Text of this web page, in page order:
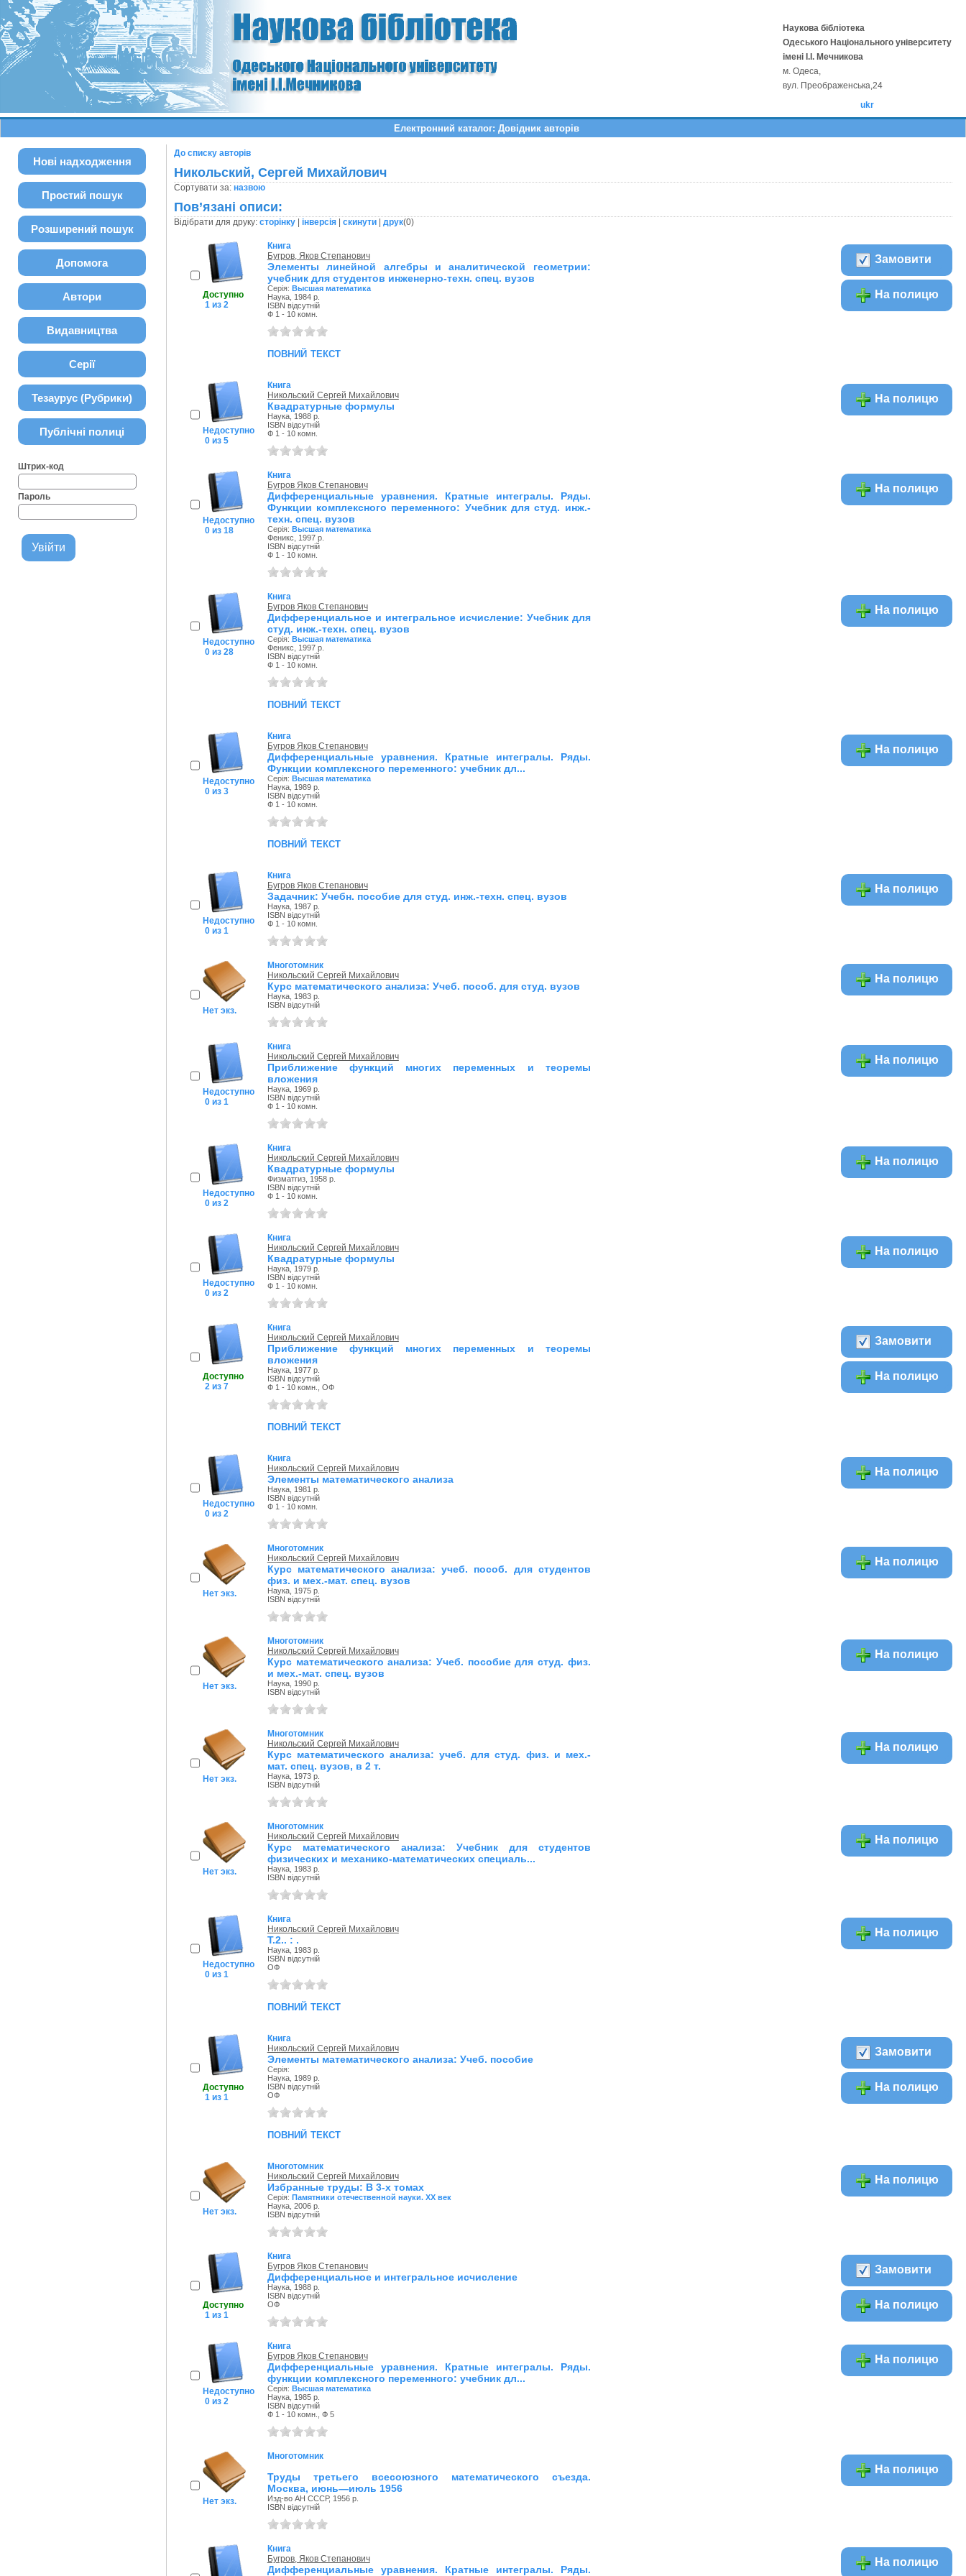
Наукова бібліотека
Одеського Національного університету
імені І.І. Мечникова
м. Одеса,
вул. Преображенська,24
ukr
Електронний каталог: Довідник авторів
Нові надходження
Простий пошук
Розширений пошук
Допомога
Автори
Видавництва
Серії
Тезаурус (Рубрики)
Публічні полиці
Штрих-код
Пароль
До списку авторів
Никольский, Сергей Михайлович
Сортувати за: назвою
Пов’язані описи:
Відібрати для друку: сторінку| інверсія| скинути| друк(0)
Доступно
1 из 2
Книга
Бугров, Яков Степанович
Элементы линейной алгебры и аналитической геометрии:
учебник для студентов инженерно-техн. спец. вузов
Серія: Высшая математика
Наука, 1984 р.
ISBN відсутній
Ф 1 - 10 комн.
повний текст
Замовити
На полицю
Недоступно
0 из 5
Книга
Никольский Сергей Михайлович
Квадратурные формулы
Наука, 1988 р.
ISBN відсутній
Ф 1 - 10 комн.
На полицю
Недоступно
0 из 18
Книга
Бугров Яков Степанович
Дифференциальные уравнения. Кратные интегралы. Ряды.
Функции комплексного переменного: Учебник для студ. инж.-
техн. спец. вузов
Серія: Высшая математика
Феникс, 1997 р.
ISBN відсутній
Ф 1 - 10 комн.
На полицю
Недоступно
0 из 28
Книга
Бугров Яков Степанович
Дифференциальное и интегральное исчисление: Учебник для
студ. инж.-техн. спец. вузов
Серія: Высшая математика
Феникс, 1997 р.
ISBN відсутній
Ф 1 - 10 комн.
повний текст
На полицю
Недоступно
0 из 3
Книга
Бугров Яков Степанович
Дифференциальные уравнения. Кратные интегралы. Ряды.
Функции комплексного переменного: учебник дл...
Серія: Высшая математика
Наука, 1989 р.
ISBN відсутній
Ф 1 - 10 комн.
повний текст
На полицю
Недоступно
0 из 1
Книга
Бугров Яков Степанович
Задачник: Учебн. пособие для студ. инж.-техн. спец. вузов
Наука, 1987 р.
ISBN відсутній
Ф 1 - 10 комн.
На полицю
Нет экз.
Многотомник
Никольский Сергей Михайлович
Курс математического анализа: Учеб. пособ. для студ. вузов
Наука, 1983 р.
ISBN відсутній
На полицю
Недоступно
0 из 1
Книга
Никольский Сергей Михайлович
Приближение функций многих переменных и теоремы
вложения
Наука, 1969 р.
ISBN відсутній
Ф 1 - 10 комн.
На полицю
Недоступно
0 из 2
Книга
Никольский Сергей Михайлович
Квадратурные формулы
Физматгиз, 1958 р.
ISBN відсутній
Ф 1 - 10 комн.
На полицю
Недоступно
0 из 2
Книга
Никольский Сергей Михайлович
Квадратурные формулы
Наука, 1979 р.
ISBN відсутній
Ф 1 - 10 комн.
На полицю
Доступно
2 из 7
Книга
Никольский Сергей Михайлович
Приближение функций многих переменных и теоремы
вложения
Наука, 1977 р.
ISBN відсутній
Ф 1 - 10 комн., ОФ
повний текст
Замовити
На полицю
Недоступно
0 из 2
Книга
Никольский Сергей Михайлович
Элементы математического анализа
Наука, 1981 р.
ISBN відсутній
Ф 1 - 10 комн.
На полицю
Нет экз.
Многотомник
Никольский Сергей Михайлович
Курс математического анализа: учеб. пособ. для студентов
физ. и мех.-мат. спец. вузов
Наука, 1975 р.
ISBN відсутній
На полицю
Нет экз.
Многотомник
Никольский Сергей Михайлович
Курс математического анализа: Учеб. пособие для студ. физ.
и мех.-мат. спец. вузов
Наука, 1990 р.
ISBN відсутній
На полицю
Нет экз.
Многотомник
Никольский Сергей Михайлович
Курс математического анализа: учеб. для студ. физ. и мех.-
мат. спец. вузов, в 2 т.
Наука, 1973 р.
ISBN відсутній
На полицю
Нет экз.
Многотомник
Никольский Сергей Михайлович
Курс математического анализа: Учебник для студентов
физических и механико-математических специаль...
Наука, 1983 р.
ISBN відсутній
На полицю
Недоступно
0 из 1
Книга
Никольский Сергей Михайлович
Т.2.. : .
Наука, 1983 р.
ISBN відсутній
ОФ
повний текст
На полицю
Доступно
1 из 1
Книга
Никольский Сергей Михайлович
Элементы математического анализа: Учеб. пособие
Серія:
Наука, 1989 р.
ISBN відсутній
ОФ
повний текст
Замовити
На полицю
Нет экз.
Многотомник
Никольский Сергей Михайлович
Избранные труды: В 3-х томах
Серія: Памятники отечественной науки. ХХ век
Наука, 2006 р.
ISBN відсутній
На полицю
Доступно
1 из 1
Книга
Бугров Яков Степанович
Дифференциальное и интегральное исчисление
Наука, 1988 р.
ISBN відсутній
ОФ
Замовити
На полицю
Недоступно
0 из 2
Книга
Бугров Яков Степанович
Дифференциальные уравнения. Кратные интегралы. Ряды.
функции комплексного переменного: учебник дл...
Серія: Высшая математика
Наука, 1985 р.
ISBN відсутній
Ф 1 - 10 комн., Ф 5
На полицю
Нет экз.
Многотомник
Труды третьего всесоюзного математического съезда.
Москва, июнь—июль 1956
Изд-во АН СССР, 1956 р.
ISBN відсутній
На полицю
Книга
Бугров, Яков Степанович
Дифференциальные уравнения. Кратные интегралы. Ряды.
На полицю